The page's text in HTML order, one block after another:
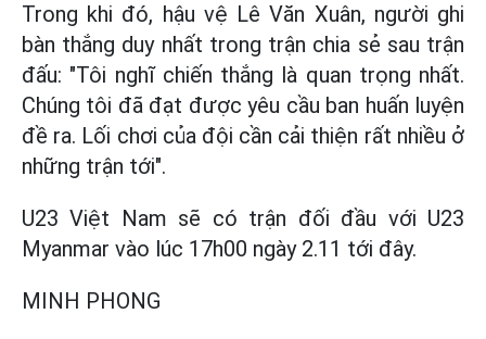
Trong khi đó, hậu vệ Lê Văn Xuân, người ghi
bàn thắng duy nhất trong trận chia sẻ sau trận
đấu: "Tôi nghĩ chiến thắng là quan trọng nhất.
Chúng tôi đã đạt được yêu cầu ban huấn luyện
đề ra. Lối chơi của đội cần cải thiện rất nhiều ở
những trận tới".
U23 Việt Nam sẽ có trận đối đầu với U23
Myanmar vào lúc 17h00 ngày 2.11 tới đây.
MINH PHONG